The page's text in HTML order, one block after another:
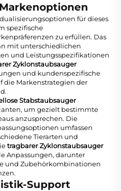
für dieses
spezifische
zu erfüllen. Das
mit unterschiedlichen
und Leistungsspezifikationen
Zyklonstaubsauger
und kundenspezifische
die Markenstrategien der
Stabstaubsauger
um gezielt bestimmte
anzusprechen. Die
umfassen
Tierarten und
tragbarer Zyklonstaubsauger
Anpassungen, darunter
und Zubehörkombinationen
Support